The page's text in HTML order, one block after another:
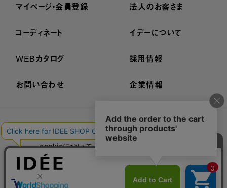
マイページ・会員登録
コーディネート
WEBカタログ
お問い合わせ
法人のお客さま
イデーについて
採用情報
企業情報
プライバシーポリシー 外部送信ポリシー
ご利用規約
cookieについて
特定商取引法に基づく表示
古物営業法に基づく表示